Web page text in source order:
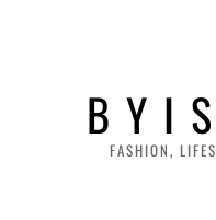
B Y I
FASHION,